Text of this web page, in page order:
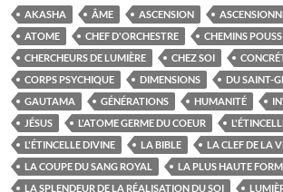
AKASHA ÂME ASCENSION
ATOME
CHEF D'ORCHESTRE
CHEMINS
CHERCHEURS DE LUMIÈRE
CHEZ SOI
CORPS PSYCHIQUE
DIMENSIONS DU SAINT-
GAUTAMA
GÉNÉRATIONS HUMANITÉ
JÉSUS
L'ATOME GERME DU COEUR
L'ÉTINCELLE DIVINE
LA BIBLE
LA CLEF DE LA
LA COUPE DU SANG ROYAL
LA PLUS HAUTE
LA SPLENDEUR DE LA RÉALISATION DU SOI